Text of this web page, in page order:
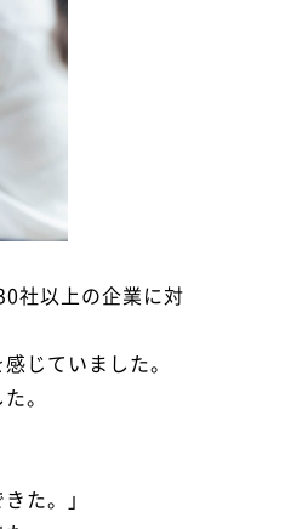
社以上の企業に対
じていました。
。
た。」